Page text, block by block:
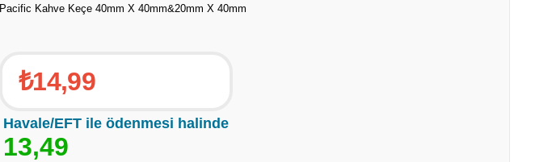
Pacific Kahve Keçe 40mm X 40mm&20mm X 40mm
₺14,99
Havale/EFT ile ödenmesi halinde
13,49